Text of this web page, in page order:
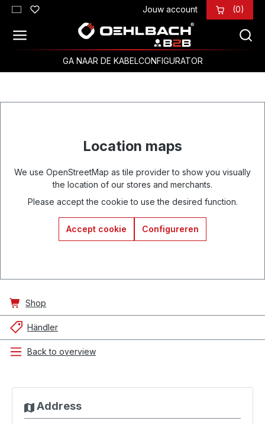
Ga naar de hoofdinhoud Jouw account (0)
GA NAAR DE KABELCONFIGURATOR
Location maps
We use OpenStreetMap as tile provider to show you visually
the location of our stores and merchants.
Please accept the cookie to use the desired function.
Accept cookie Configureren
Shop
Händler
Back to overview
Address